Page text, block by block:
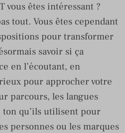
vous êtes intéressant ?
tout. Vous êtes cependant
pour transformer
savoir si ça
en l’écoutant, en
pour approcher votre
parcours, les langues
ton qu’ils utilisent pour
personnes ou les marques